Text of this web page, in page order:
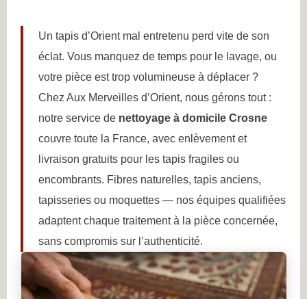
Un tapis d’Orient mal entretenu perd vite de son
éclat. Vous manquez de temps pour le lavage, ou
votre pièce est trop volumineuse à déplacer ?
Chez Aux Merveilles d’Orient, nous gérons tout :
notre service de nettoyage à domicile Crosne
couvre toute la France, avec enlèvement et
livraison gratuits pour les tapis fragiles ou
encombrants. Fibres naturelles, tapis anciens,
tapisseries ou moquettes — nos équipes qualifiées
adaptent chaque traitement à la pièce concernée,
sans compromis sur l’authenticité.